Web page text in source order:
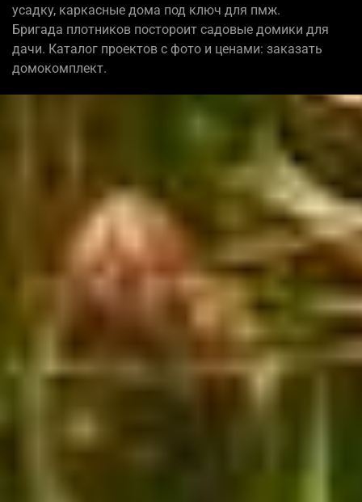
усадку, каркасные дома под ключ для пмж.
Бригада плотников постороит садовые домики для
дачи. Каталог проектов с фото и ценами: заказать
домокомплект.